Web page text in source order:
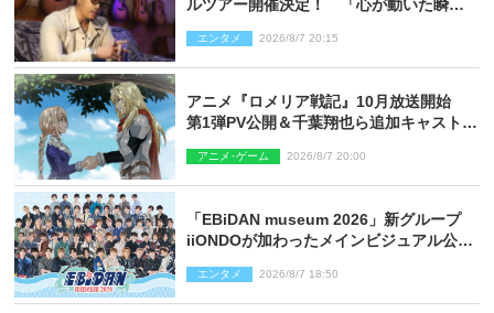
ルツアー開催決定！ 「心が動いた瞬間
エンタメ 2026/8/7 20:15
アニメ『ロメリア戦記』10月放送開始
第1弾PV公開＆千葉翔也ら追加キャスト4
アニメ･ゲーム 2026/8/7 20:00
「EBiDAN museum 2026」新グループ
iiONDOが加わったメインビジュアル公
エンタメ 2026/8/7 18:50